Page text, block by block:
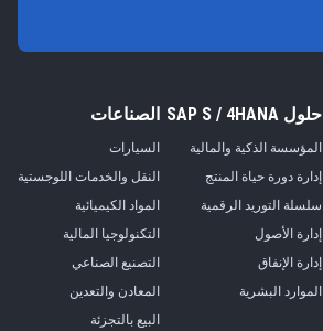
حلول SAP S / 4HANA
المؤسسة الذكية والمالية
إدارة دورة حياة المنتج
سلسلة التوريد الرقمية
إدارة الأصول
إدارة الإنفاق
الموارد البشرية
الصناعات
السيارات
النقل والخدمات اللوجستية
المواد الكيميائية
التكنولوجيا المالية
التصنيع الصناعي
المعادن والتعدين
البيع بالتجزئة